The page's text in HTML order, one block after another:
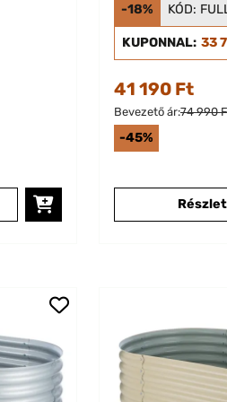
-18% KÓD:
KUPONNAL: 33
41 190 Ft
Bevezető ár:74 990
-45%